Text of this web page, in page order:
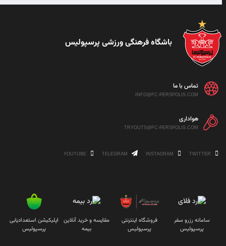
باشگاه فرهنگی ورزشی پرسپولیس
تماس با ما
INFO@FC-PERSPOLIS.COM
هواداری
TRYOUTS@FC-PERSPOLIS.COM
سامانه رزرو سفر
پرسپولیس
فروشگاه اینترنتی
پرسپولیس
مقایسه و خرید آنلاین
بیمه
اپلیکیشن استعدادیابی
پرسپولیس